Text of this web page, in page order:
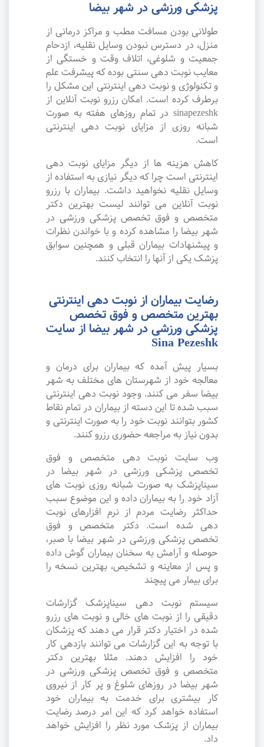
پزشکی ورزشی در شهر بیضا
طولانی بودن مسافت مطب و مراکز درمانی از
منزل، در دسترس نبودن وسایل نقلیه، ازدحام
جمعیت و شلوغی، اتلاف وقت و خستگی از
معایب نوبت دهی سنتی بوده که پیشرفت علم
و تکنولوژی و نوبت دهی اینترنتی این مشکل را
برطرف کرده است. امکان رزرو نوبت آنلاین از
sinapezeshk در تمام روزهای هفته به صورت
شبانه روزی از مزایای نوبت دهی اینترنتی
است.
کاهش هزینه ها از دیگر مزایای نوبت دهی
اینترنتی است چرا که دیگر نیازی به استفاده از
وسایل نقلیه نخواهید داشت. بیماران با رزرو
نوبت آنلاین می توانند لیست بهترین دکتر
متخصص و فوق تخصص پزشکی ورزشی در
شهر بیضا را مشاهده کرده و با خواندن نظرات
و پیشنهادات بیماران قبلی و همچنین سوابق
پزشک یکی از آنها را انتخاب کنند.
رضایت بیماران از نوبت دهی اینترنتی
بهترین متخصص و فوق تخصص
پزشکی ورزشی در شهر بیضا از سایت
Sina Pezeshk
بسیار پیش آمده که بیماران برای درمان و
معالجه خود از شهرستان های مختلف به شهر
بیضا سفر می کنند. وجود نوبت دهی اینترنتی
سبب شده تا این دسته از بیماران در تمام نقاط
کشور بتوانند نوبت خود را به صورت اینترنتی و
بدون نیاز به مراجعه حضوری رزرو کنند.
وب سایت نوبت دهی متخصص و فوق
تخصص پزشکی ورزشی در شهر بیضا در
سیناپزشک به صورت شبانه روزی نوبت های
آزاد خود را به بیماران داده و این موضوع سبب
حداکثر رضایت مردم از نرم افزارهای نوبت
دهی شده است. دکتر متخصص و فوق
تخصص پزشکی ورزشی در شهر بیضا با صبر،
حوصله و آرامش به سخنان بیماران گوش داده
و پس از معاینه و تشخیص، بهترین نسخه را
برای بیمار می پیچند
سیستم نوبت دهی سیناپزشک گزارشات
دقیقی را از نوبت های خالی و نوبت های رزرو
شده در اختیار دکتر قرار می دهند که پزشکان
با توجه به این گزارشات می توانند بازدهی کار
خود را افزایش دهند. مثلا بهترین دکتر
متخصص و فوق تخصص پزشکی ورزشی در
شهر بیضا در روزهای شلوغ و پر کار از نیروی
کار بیشتری برای خدمت به بیماران خود
استفاده خواهد کرد که این امر درصد رضایت
بیماران از پزشک مورد نظر را افزایش خواهد
داد.